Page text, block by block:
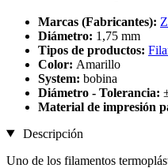
Marcas (Fabricantes):
Diámetro: 1,75 mm
Tipos de productos:
Color: Amarillo
System: bobina
Diámetro - Tolerancia:
Material de impresión
Descripción
Uno de los filamentos